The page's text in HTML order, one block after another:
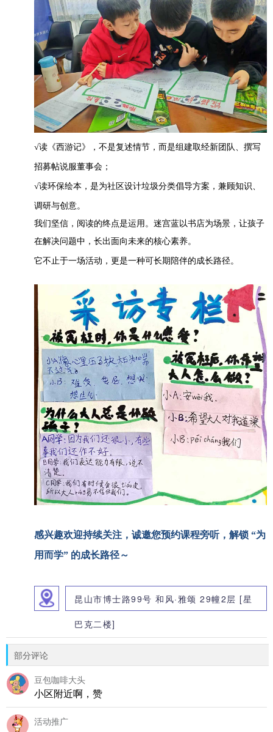
√读《西游记》，不是复述情节，而是组建取经新团队、撰写
招募帖说服董事会；
√读环保绘本，是为社区设计垃圾分类倡导方案，兼顾知识、
调研与创意。
我们坚信，阅读的终点是运用。迷宫蓝以书店为场景，让孩子
在解决问题中，长出面向未来的核心素养。
它不止于一场活动，更是一种可长期陪伴的成长路径。
感兴趣欢迎持续关注，诚邀您预约课程旁听，解锁 “为
用而学” 的成长路径～
昆山市博士路99号 和风·雅颂 29幢2层 [星
巴克二楼]
部分评论
豆包咖啡大头
小区附近啊，赞
活动推广